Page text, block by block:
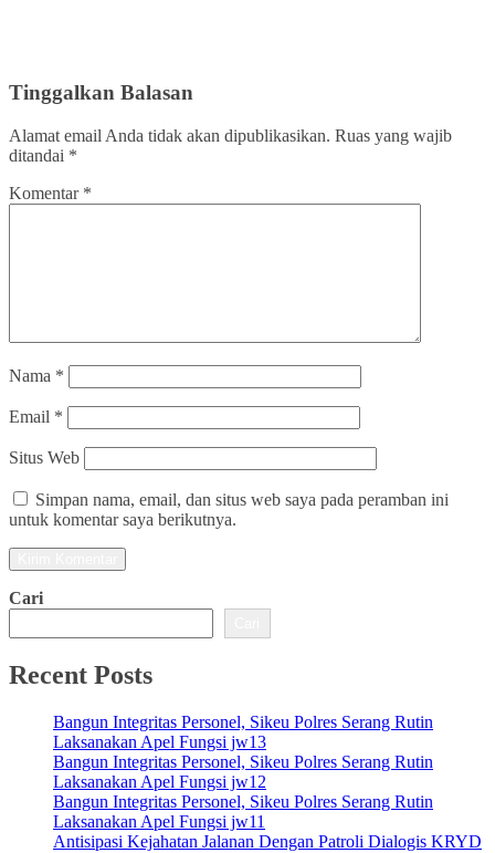
Tinggalkan Balasan
Alamat email Anda tidak akan dipublikasikan. Ruas yang wajib
ditandai *
Komentar *
Nama *
Email *
Situs Web
Simpan nama, email, dan situs web saya pada peramban ini
untuk komentar saya berikutnya.
Cari
Recent Posts
Bangun Integritas Personel, Sikeu Polres Serang Rutin
Laksanakan Apel Fungsi jw13
Bangun Integritas Personel, Sikeu Polres Serang Rutin
Laksanakan Apel Fungsi jw12
Bangun Integritas Personel, Sikeu Polres Serang Rutin
Laksanakan Apel Fungsi jw11
Antisipasi Kejahatan Jalanan Dengan Patroli Dialogis KRYD